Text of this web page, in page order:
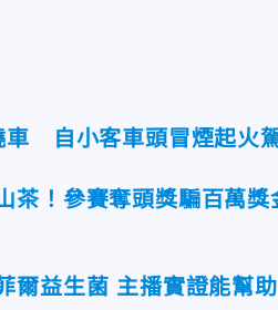
車 自小客車頭冒煙起火
茶！參賽奪頭獎騙百萬
爾益生菌 主播實證能幫